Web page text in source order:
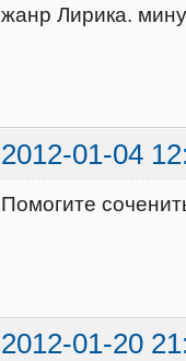
жанр Лирика.
2012-01-04
Помогите
2012-01-20